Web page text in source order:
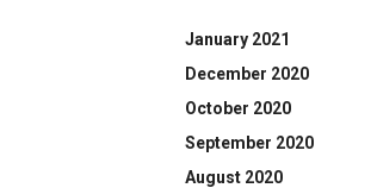
January 2021
December 2020
October 2020
September 2020
August 2020